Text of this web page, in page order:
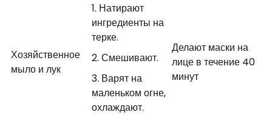
Хозяйственное
мыло и лук
Натирают
ингредиенты на
терке.
Смешивают.
Варят на
маленьком огне,
охлаждают.
Делают маски на
лице в течение 40
минут